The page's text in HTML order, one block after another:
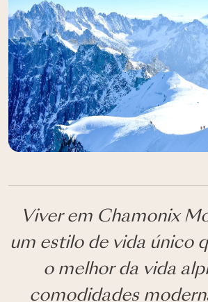
Viver em Chamonix
um estilo de vida único
o melhor da vida
comodidades